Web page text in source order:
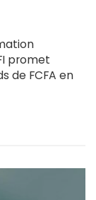
promet
de FCFA en